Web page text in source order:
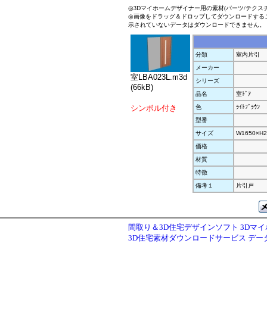
◎3Dマイホームデザイナー用の素材(パーツ/テクス
◎画像をドラッグ＆ドロップしてダウンロードす
示されていないデータはダウンロードできません。
室LBA023L.m3d
(66kB)
シンボル付き
分類
室内片引
メーカー
シリーズ
品名
室ﾄﾞｱ
色
ﾗｲﾄﾌﾞﾗｳﾝ
型番
サイズ
価格
材質
特徴
備考１
片引戸
間取り＆3D住宅デザインソフト 3Dマ
3D住宅素材ダウンロードサービス デー